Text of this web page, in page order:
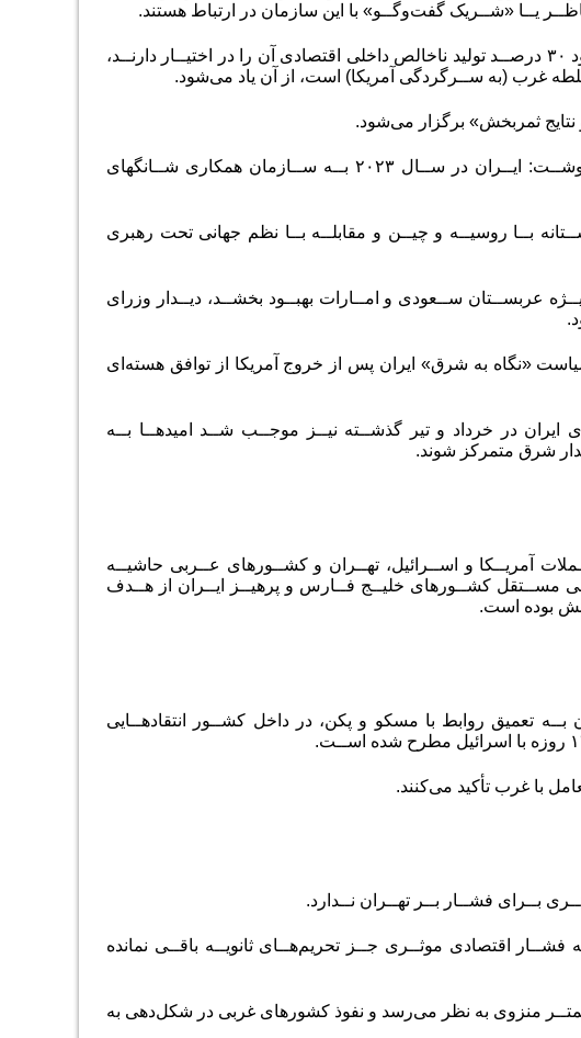
کشورهای عضو این سازمان در مجموع ۴۰ درصــد جمعیــت جهــان و حــدود ۳۰ درصــد تولید ناخالص داخلی اقتصادی آن را در اختیــار دارنــد،
غرب (به ســرگردگی آمریکا) است، از آن یاد می‌شود.
نتایج ثمربخش» برگزار می‌شود.
ایــران در ســال ۲ ۰۲۳
بــه ســازمان همکاری شــانگهای
بــا روسیــه و چیــن و مقابلــه بــا نظم جهانی تحت رهبری
عربســتان ســعودی و امــارات بهبــود بخشــد، دیــدار وزرای
سیاست «نگاه به شرق» ایران پس از خروج آمریکا از توافق هسته‌ای
ایران در خرداد و تیر گذشــته نیــز موجــب شــد امیدهــا بــه
شرق متمرکز شوند.
آمریــکا و اســرائیل، تهــران و کشــورهای عــربی حاشیــه
مســتقل کشــورهای خلیــج فــارس و پرهیــز ایــران از هــدف
بوده است.
بــه تعمیق روابط با مسکو و پکن، در داخل کشــور انتقادهــایی
با غرب تأکید می‌کنند.
بــرای فشــار بــر تهــران نــدارد.
فشــار اقتصادی موثــری جــز تحریم‌هــای ثانویــه باقــی نمانده
منزوی به نظر می‌رسد و نفوذ کشورهای غربی در شکل‌دهی به